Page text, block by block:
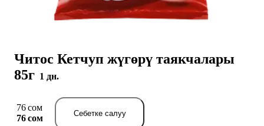
Читос Кетчуп жүгөрү таякчалары
85г 1 дн.
76 сом
76 сом
Себетке салуу